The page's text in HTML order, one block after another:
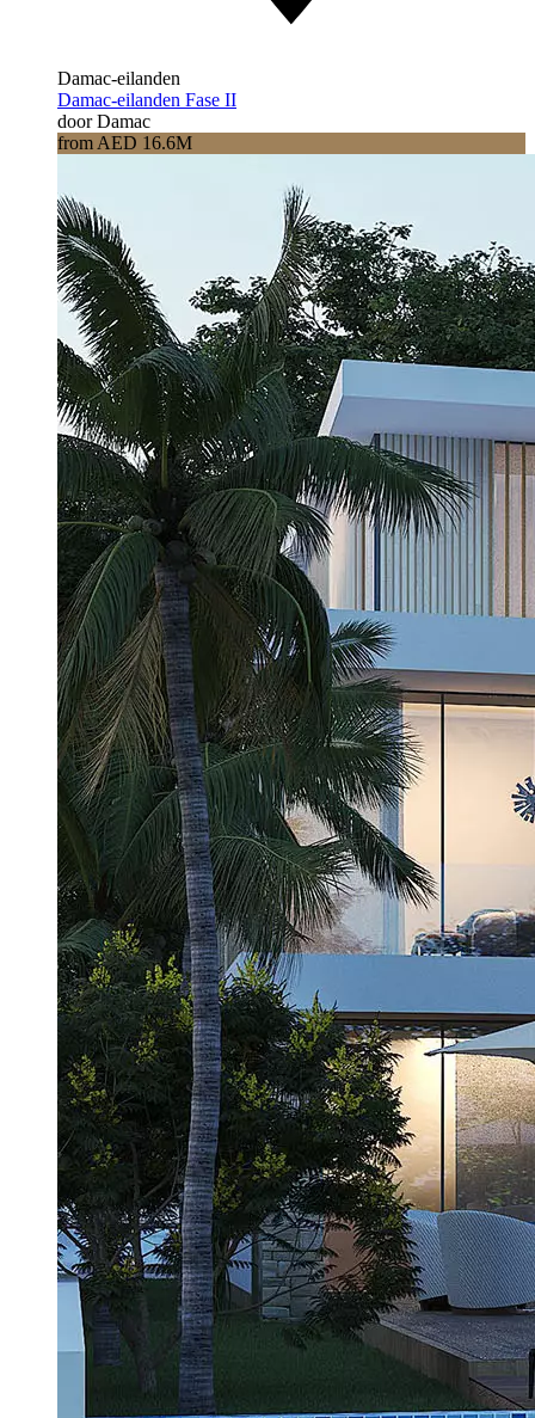
Damac-eilanden
Damac-eilanden Fase II
door Damac
from AED 16.6M